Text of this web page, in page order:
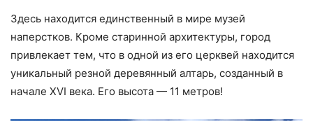
Здесь находится единственный в мире музей
наперстков. Кроме старинной архитектуры, город
привлекает тем, что в одной из его церквей находится
уникальный резной деревянный алтарь, созданный в
начале XVI века. Его высота — 11 метров!